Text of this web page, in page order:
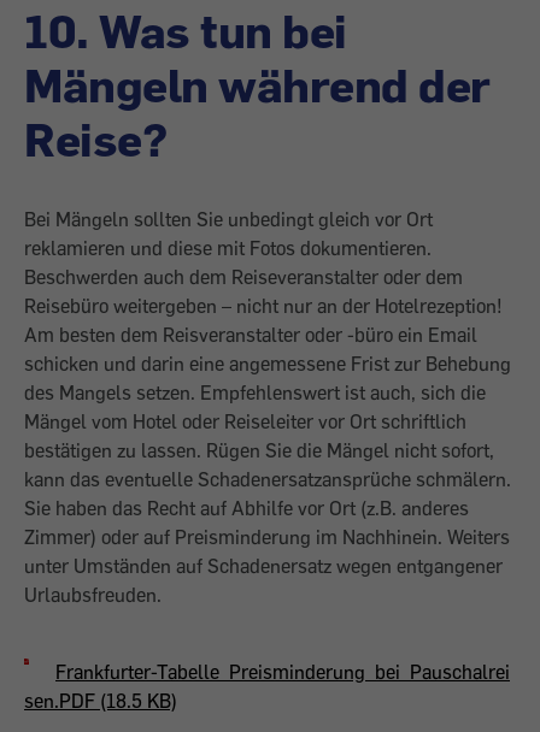
10. Was tun bei
Mängeln während der
Reise?
Bei Mängeln sollten Sie unbedingt gleich vor Ort
reklamieren und diese mit Fotos dokumentieren.
Beschwerden auch dem Reiseveranstalter oder dem
Reisebüro weitergeben – nicht nur an der Hotelrezeption!
Am besten dem Reisveranstalter oder -büro ein Email
schicken und darin eine angemessene Frist zur Behebung
des Mangels setzen. Empfehlenswert ist auch, sich die
Mängel vom Hotel oder Reiseleiter vor Ort schriftlich
bestätigen zu lassen. Rügen Sie die Mängel nicht sofort,
kann das eventuelle Schadenersatzansprüche schmälern.
Sie haben das Recht auf Abhilfe vor Ort (z.B. anderes
Zimmer) oder auf Preisminderung im Nachhinein. Weiters
unter Umständen auf Schadenersatz wegen entgangener
Urlaubsfreuden.
Frankfurter-Tabelle_Preisminderung_bei_Pauschalrei
sen.PDF (18.5 KB)